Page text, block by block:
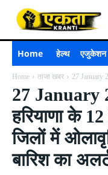
Home हेल्थ एजुकेशन
Home ताजा खबर 27 January
27 January
हरियाणा के 12
जिलों में
बारिश का